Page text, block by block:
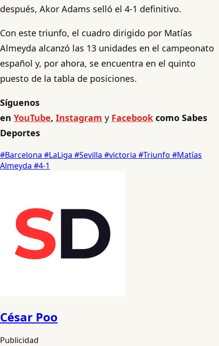
después, Akor Adams selló el 4-1 definitivo.
Con este triunfo, el cuadro dirigido por Matías
Almeyda alcanzó las 13 unidades en el campeonato
español y, por ahora, se encuentra en el quinto
puesto de la tabla de posiciones.
Síguenos
en YouTube, Instagram y Facebook como Sabes
Deportes
#Barcelona #LaLiga #Sevilla #victoria #Triunfo #Matías
Almeyda #4-1
César Poo
Publicidad